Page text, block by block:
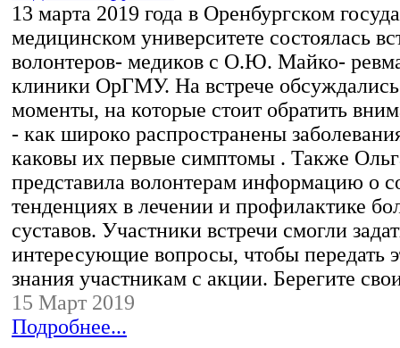
13 марта 2019 года в Оренбургском
медицинском университете состоялась
волонтеров- медиков с О.Ю. Майко-
клиники ОрГМУ. На встрече
моменты, на которые стоит обратить
- как широко распространены
каковы их первые симптомы . Также
представила волонтерам информацию о
тенденциях в лечении и профилактике
суставов. Участники встречи смогли
интересующие вопросы, чтобы передать
знания участникам с акции. Берегите
15 Март 2019
Подробнее...